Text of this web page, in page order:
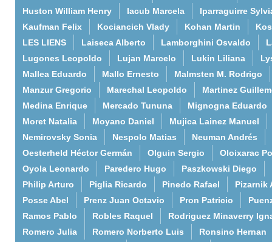
Huston William Henry
Iacub Marcela
Iparraguirre
Kaufman Felix
Kociancich Vlady Kohan Martin
LES LIENS
Laiseca Alberto Lamborghini Osvaldo
Lugones Leopoldo
Lujan Marcelo Lukin Liliana
Mallea Eduardo
Mallo Ernesto
Malmsten M. Rodrigo
Manzur Gregorio
Marechal Leopoldo
Martinez
Medina Enrique
Mercado Tununa
Mignogna Eduardo
Moret Natalia
Moyano Daniel
Mujica Lainez Manuel
Nemirovsky Sonia
Nespolo Matias
Neuman Andrés
Oesterheld Héctor Germán
Olguin Sergio
Oloixarac
Oyola Leonardo
Paredero Hugo
Paszkowski Diego
Philip Arturo
Piglia Ricardo Pinedo Rafael
Pizarnik
Posse Abel
Prenz Juan Octavio Pron Patricio
Ramos Pablo
Robles Raquel
Rodriguez Minaverry
Romero Julia
Romero Norberto Luis
Ronsino Hernan